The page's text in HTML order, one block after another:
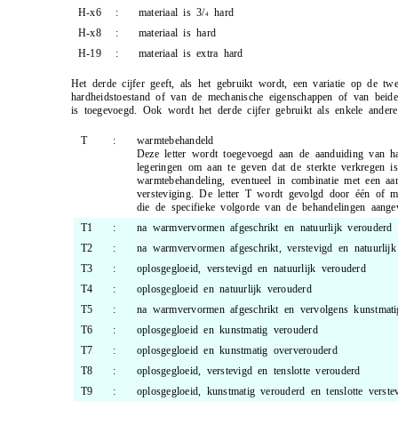
H-x6
: materiaal is3/4hard
H-x8
:
materiaal is hard
H-19
: materiaal is extra hard
Het derde cijfer geeft, als het gebruikt wordt, een variatie op de
hardheidstoestand of van de mechanische eigenschappen of van
is toegevoegd. Ook wordt het derde cijfer gebruikt als enkele
T :
warmtebehandeld
Deze letter wordt toegevoegd aan de aanduiding van
legeringen om aan te geven dat de sterkte verkregen
warmtebehandeling, eventueel in combinatie met een
versteviging. De letter T wordt gevolgd door één of
die de specifieke volgorde van de behandelingen
T1
:
na warmvervormen afgeschrikt en natuurlijk verouderd
T2
:
na warmvervormen afgeschrikt, verstevigd en
T3
:
oplosgegloeid, verstevigd en natuurlijk verouderd
T4
:
oplosgegloeid en natuurlijk verouderd
T5
:
na warmvervormen afgeschrikt en vervolgens
T6
:
oplosgegloeid en kunstmatig verouderd
T7
:
oplosgegloeid en kunstmatig oververouderd
T8
:
oplosgegloeid, verstevigd en tenslotte verouderd
T9
: oplosgegloeid, kunstmatig verouderd en tenslotte